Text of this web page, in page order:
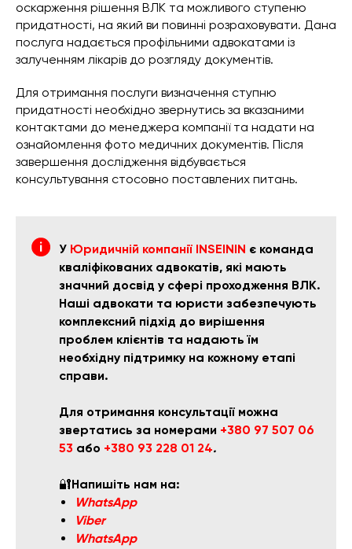
оскарження рішення ВЛК та можливого ступеню
придатності, на який ви повинні розраховувати. Дана
послуга надається профільними адвокатами із
залученням лікарів до розгляду документів.
Для отримання послуги визначення ступню
придатності необхідно звернутись за вказаними
контактами до менеджера компанії та надати на
ознайомлення фото медичних документів. Після
завершення дослідження відбувається
консультування стосовно поставлених питань.
У Юридичній компанії INSEININ є команда
кваліфікованих адвокатів, які мають
значний досвід у сфері проходження ВЛК.
Наші адвокати та юристи забезпечують
комплексний підхід до вирішення
проблем клієнтів та надають їм
необхідну підтримку на кожному етапі
справи.
Для отримання консультації можна
звертатись за номерами +380 97 507 06
53 або +380 93 228 01 24.
🔐Напишіть нам на:
WhatsApp
Viber
WhatsApp